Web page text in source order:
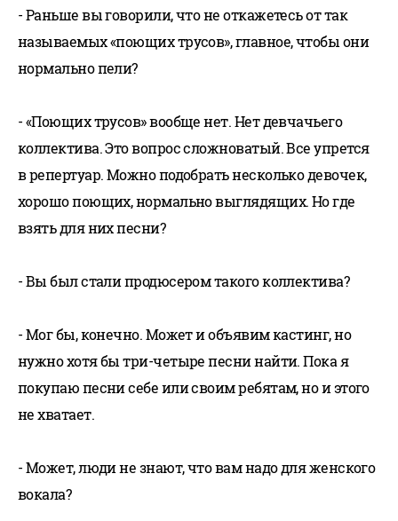
- Раньше вы говорили, что не откажетесь от так
называемых «поющих трусов», главное, чтобы они
нормально пели?
- «Поющих трусов» вообще нет. Нет девчачьего
коллектива. Это вопрос сложноватый. Все упрется
в репертуар. Можно подобрать несколько девочек,
хорошо поющих, нормально выглядящих. Но где
взять для них песни?
- Вы был стали продюсером такого коллектива?
- Мог бы, конечно. Может и объявим кастинг, но
нужно хотя бы три-четыре песни найти. Пока я
покупаю песни себе или своим ребятам, но и этого
не хватает.
- Может, люди не знают, что вам надо для женского
вокала?